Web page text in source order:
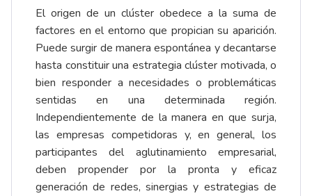
El origen de un clúster obedece a la suma de
factores en el entorno que propician su aparición.
Puede surgir de manera espontánea y decantarse
hasta constituir una estrategia clúster motivada, o
bien responder a necesidades o problemáticas
sentidas en una determinada región.
Independientemente de la manera en que surja,
las empresas competidoras y, en general, los
participantes del aglutinamiento empresarial,
deben propender por la pronta y eficaz
generación de redes, sinergias y estrategias de